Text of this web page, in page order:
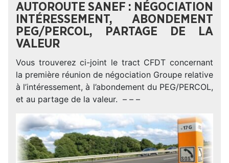
AUTOROUTE SANEF : NÉGOCIATION
INTÉRESSEMENT, ABONDEMENT
PEG/PERCOL, PARTAGE DE LA
VALEUR
Vous trouverez ci-joint le tract CFDT concernant
la première réunion de négociation Groupe relative
à l’intéressement, à l’abondement du PEG/PERCOL,
et au partage de la valeur. – – –